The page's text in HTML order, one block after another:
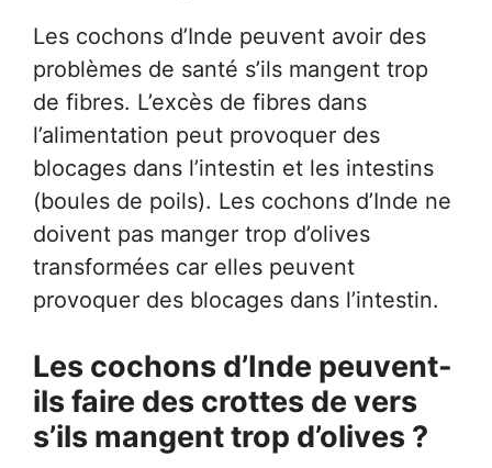
Les cochons d’Inde peuvent avoir des
problèmes de santé s’ils mangent trop
de fibres. L’excès de fibres dans
l’alimentation peut provoquer des
blocages dans l’intestin et les intestins
(boules de poils). Les cochons d’Inde ne
doivent pas manger trop d’olives
transformées car elles peuvent
provoquer des blocages dans l’intestin.
Les cochons d’Inde peuvent-
ils faire des crottes de vers
s’ils mangent trop d’olives ?